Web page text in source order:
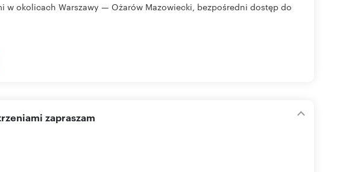
okolicach Warszawy — Ożarów Mazowiecki, bezpośredni dostęp do
zapraszam